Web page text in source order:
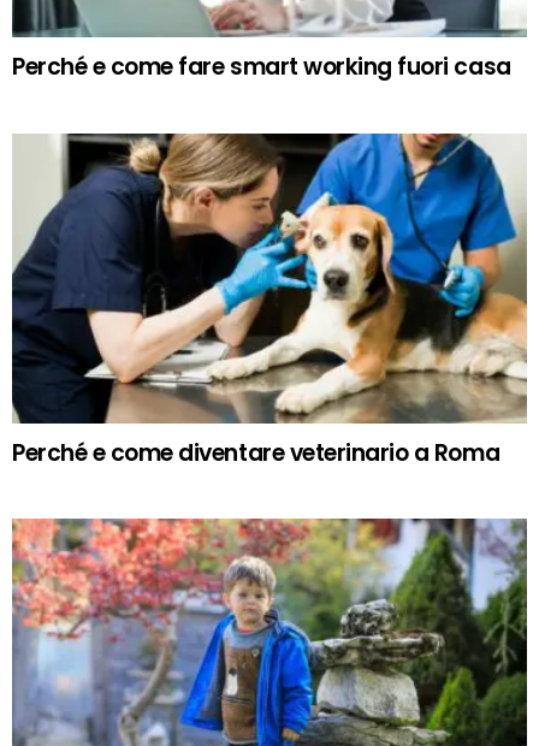
Perché e come fare smart working fuori casa
Perché e come diventare veterinario a Roma